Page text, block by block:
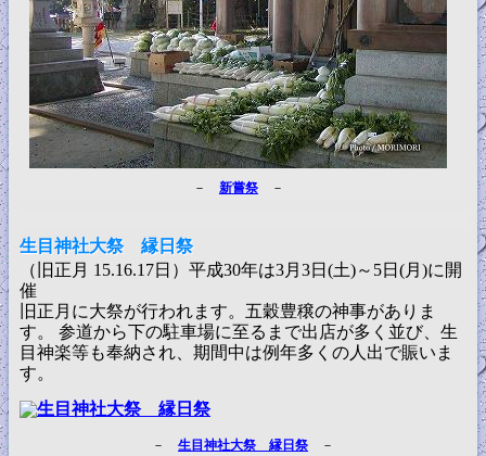
－ 新嘗祭－
生目神社大祭 縁日祭
（旧正月 15.16.17日）平成30年は3月3日(土)～5日(月)に開
催
旧正月に大祭が行われます。五穀豊穣の神事がありま
す。 参道から下の駐車場に至るまで出店が多く並び、生
目神楽等も奉納され、期間中は例年多くの人出で賑いま
す。
－生目神社大祭 縁日祭 －